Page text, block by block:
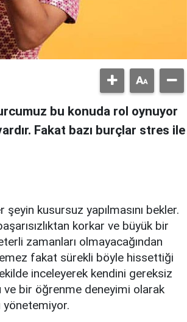
bu konuda rol oynuyor
Fakat bazı burçlar stres ile
kusursuz yapılmasını bekler.
korkar ve büyük bir
zamanları olmayacağından
fakat sürekli böyle hissettiği
inceleyerek kendini gereksiz
ve bir öğrenme deneyimi olarak